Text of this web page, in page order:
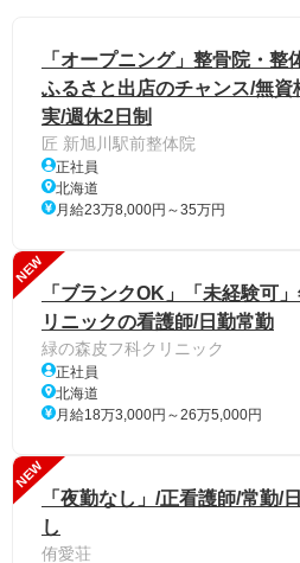
「オープニング」整骨院・整
ふるさと出店のチャンス/無
実/週休2日制
匠 新旭川駅前整体院
正社員
北海道
月給23万8,000円～35万円
NEW
「ブランクOK」「未経験可
リニックの看護師/日勤常勤
緑の森皮フ科クリニック
正社員
北海道
月給18万3,000円～26万5,000円
NEW
「夜勤なし」/正看護師/常勤/
し
侑愛荘